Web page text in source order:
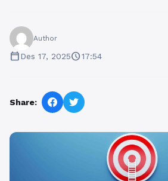
Author
calendar_todayDes 17, 2025schedule17:54
Share: